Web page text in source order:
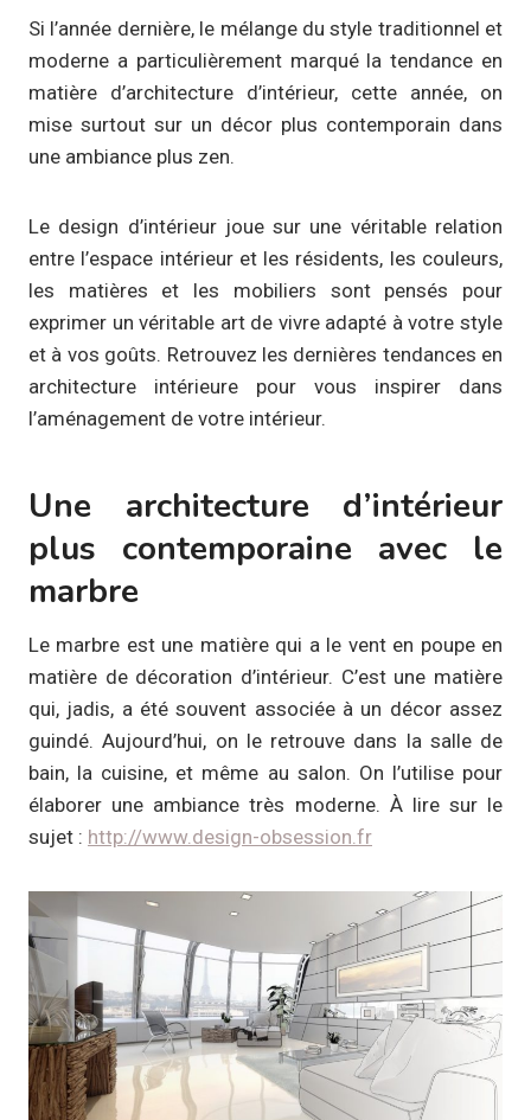
Si l’année dernière, le mélange du style traditionnel et
moderne a particulièrement marqué la tendance en
matière d’architecture d’intérieur, cette année, on
mise surtout sur un décor plus contemporain dans
une ambiance plus zen.
Le design d’intérieur joue sur une véritable relation
entre l’espace intérieur et les résidents, les couleurs,
les matières et les mobiliers sont pensés pour
exprimer un véritable art de vivre adapté à votre style
et à vos goûts. Retrouvez les dernières tendances en
architecture intérieure pour vous inspirer dans
l’aménagement de votre intérieur.
Une architecture d’intérieur
plus contemporaine avec le
marbre
Le marbre est une matière qui a le vent en poupe en
matière de décoration d’intérieur. C’est une matière
qui, jadis, a été souvent associée à un décor assez
guindé. Aujourd’hui, on le retrouve dans la salle de
bain, la cuisine, et même au salon. On l’utilise pour
élaborer une ambiance très moderne. À lire sur le
sujet : http://www.design-obsession.fr